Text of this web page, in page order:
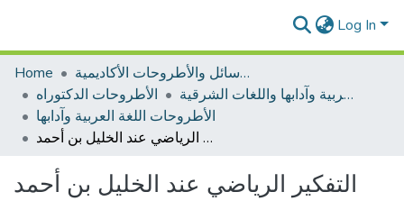
Log In
Home
الرسائل والأطروحات الأكاديمية
الأطروحات الدكتوراه
الأطروحات اللغة العربية وآدابها واللغات الشرقية
الأطروحات اللغة العربية وآدابها
التفكير الرياضي عند الخليل بن أحمد
التفكير الرياضي عند الخليل بن أحمد